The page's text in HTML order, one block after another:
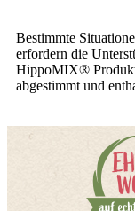
Bestimmte
erfordern die
HippoMIX®
abgestimmt und